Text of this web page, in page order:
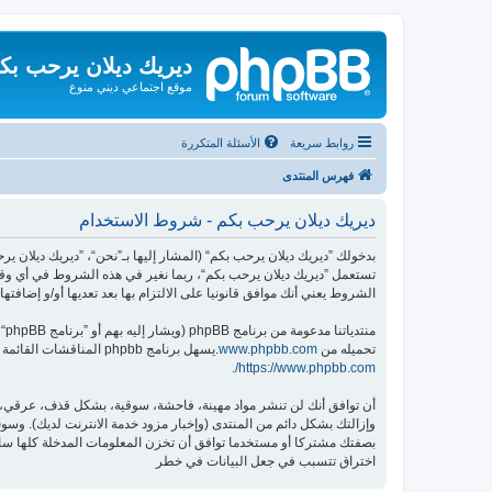
ديريك ديلان يرحب
موقع اجتماعي ديني منوع
روابط سريعة الأسئلة المتكررة
فهرس المنتدى
ديريك ديلان يرحب بكم - شروط الاستخدام
تستعمل ”ديريك ديلان يرحب بكم“، ربما نغير في هذه الشروط في أي
الشروط يعني أنك موافق قانونيا على الالتزام بها بعد تعديها أو/و إضافتها.
منتدياتنا مدعومة من برنامج phpBB (ويشار إليه بهم أو ”برنامج phpBB“ أو “www.phpbb.com” أو ”phpBB Limited“ أو ”phpBB Teams“) وهو برنامج منتديات مرخص تحت “
تحميله من www.phpbb.com .يسهل برنامج phpbb المناقشات القائمة على الإنترنت ؛ phpbb Limited ليست مسؤوله عن السماح و/أو عدم السماح بالمحتوى و/أو السلوك المباح. لمزيد من المعلومات حول phpbb اطلع على
https://www.phpbb.com/
أن توافق أنك لن تنشر مواد مهينة، فاحشة، سوقية، بشكل قذف،
وإزالتك بشكل دائم من المنتدى (وإخبار مزود خدمة الانترنت لديك).
اختراق تتسبب في جعل البيانات في خطر